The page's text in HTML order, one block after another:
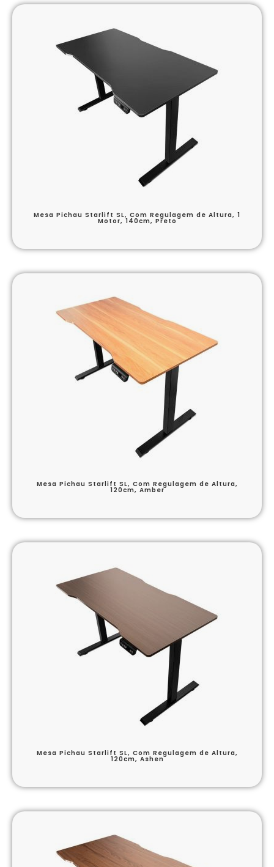
Mesa Pichau Starlift SL, Com Regulagem de Altura, 1
Motor, 140cm, Preto
Mesa Pichau Starlift SL, Com Regulagem de Altura,
120cm, Amber
Mesa Pichau Starlift SL, Com Regulagem de Altura,
120cm, Ashen